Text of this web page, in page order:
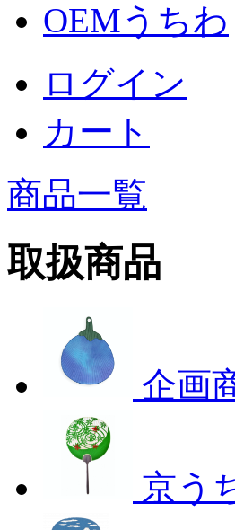
OEMうちわ
ログイン
カート
商品一覧
取扱商品
企画
京う